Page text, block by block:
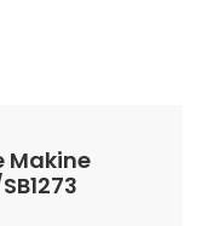
Makine